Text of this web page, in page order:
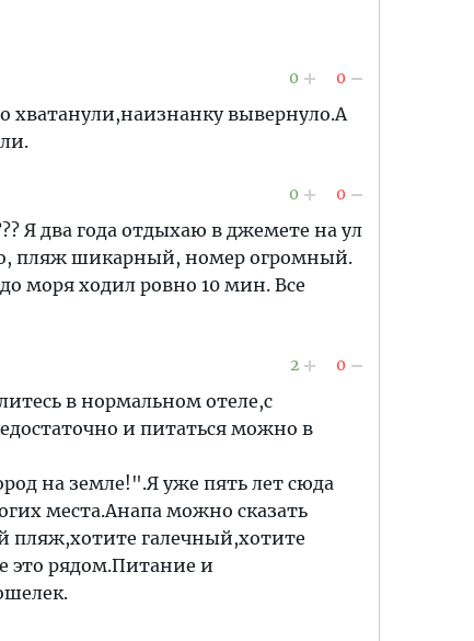
0 0
хватанули,наизнанку вывернуло.А
0 0
Я два года отдыхаю в джемете на ул
пляж шикарный, номер огромный.
моря ходил ровно 10 мин. Все
2 0
в нормальном отеле,с
и питаться можно в
на земле!".Я уже пять лет сюда
места.Анапа можно сказать
пляж,хотите галечный,хотите
это рядом.Питание и